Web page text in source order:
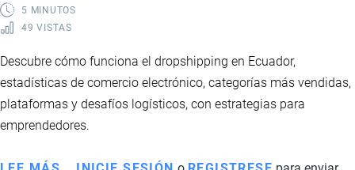
Y
FORTALECIMIENTO
5 MINUTOS
49 VISTAS
Descubre cómo funciona el dropshipping en Ecuador,
estadísticas de comercio electrónico, categorías más vendidas,
plataformas y desafíos logísticos, con estrategias para
emprendedores.